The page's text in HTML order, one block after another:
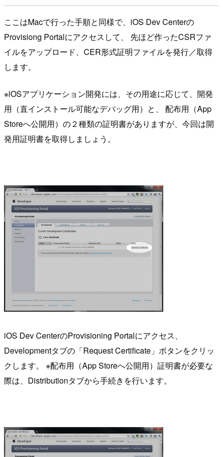
ここはMacで行った手順と同様で、iOS Dev Centerの
Provisiong Portalにアクセスして、 先ほど作ったCSRファ
イルをアップロード、CER形式証明ファイルを発行／取得
します。
※iOSアプリケーション開発には、その用途に応じて、開発
用（直インストール可能なデバッグ用）と、 配布用（App
Storeへ公開用）の２種類の証明書がありますが、今回は開
発用証明書を取得しましょう。
iOS Dev CenterのProvisioning Portalにアクセス、
Developmentタブの「Request Certificate」ボタンをクリッ
クします。 ※配布用（App Storeへ公開用）証明書が必要な
際は、Distributionタブから手続きを行います。